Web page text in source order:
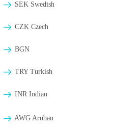
SEK Swedish
CZK Czech
BGN
TRY Turkish
INR Indian
AWG Aruban